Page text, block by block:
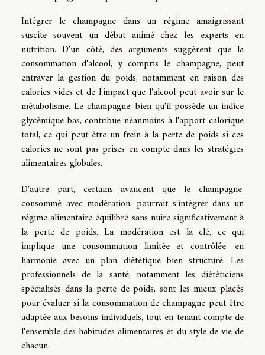
Intégrer le champagne dans un régime amaigrissant
suscite souvent un débat animé chez les experts en
nutrition. D'un côté, des arguments suggèrent que la
consommation d'alcool, y compris le champagne, peut
entraver la gestion du poids, notamment en raison des
calories vides et de l'impact que l'alcool peut avoir sur le
métabolisme. Le champagne, bien qu'il possède un indice
glycémique bas, contribue néanmoins à l'apport calorique
total, ce qui peut être un frein à la perte de poids si ces
calories ne sont pas prises en compte dans les stratégies
alimentaires globales.
D'autre part, certains avancent que le champagne,
consommé avec modération, pourrait s'intégrer dans un
régime alimentaire équilibré sans nuire significativement à
la perte de poids. La modération est la clé, ce qui
implique une consommation limitée et contrôlée, en
harmonie avec un plan diététique bien structuré. Les
professionnels de la santé, notamment les diététiciens
spécialisés dans la perte de poids, sont les mieux placés
pour évaluer si la consommation de champagne peut être
adaptée aux besoins individuels, tout en tenant compte de
l'ensemble des habitudes alimentaires et du style de vie de
chacun.